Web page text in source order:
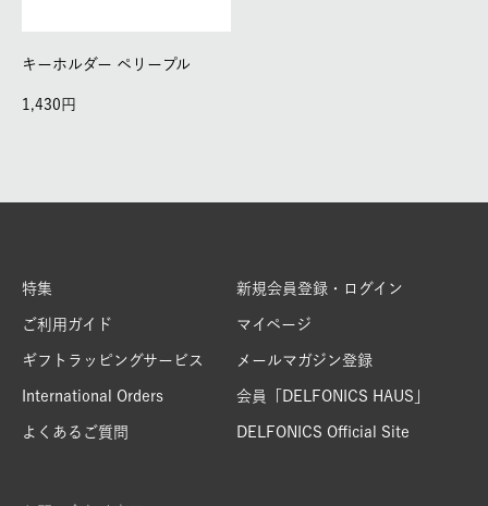
キーホルダー ペリープル
1,430
特集
ご利用ガイド
ギフトラッピングサービス
International Orders
よくあるご質問
新規会員登録・ログイン
マイページ
メールマガジン登録
会員「DELFONICS HAUS」
DELFONICS Official Site